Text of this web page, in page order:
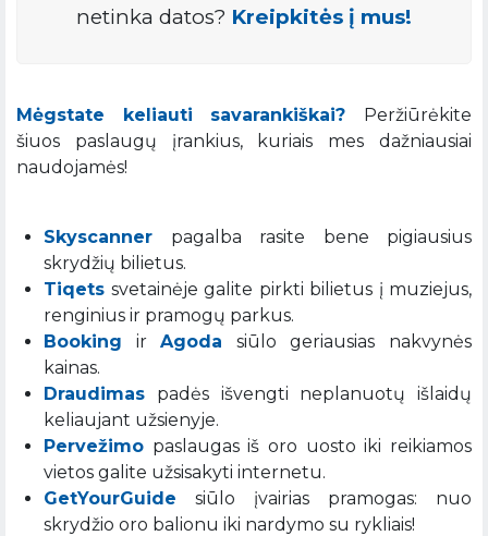
netinka datos? Kreipkitės į mus!
Mėgstate keliauti savarankiškai? Peržiūrėkite
šiuos paslaugų įrankius, kuriais mes dažniausiai
naudojamės!
Skyscanner pagalba rasite bene pigiausius
skrydžių bilietus.
Tiqets svetainėje galite pirkti bilietus į muziejus,
renginius ir pramogų parkus.
Booking irAgoda siūlo geriausias nakvynės
kainas.
Draudimas padės išvengti neplanuotų išlaidų
keliaujant užsienyje.
Pervežimo paslaugas iš oro uosto iki reikiamos
vietos galite užsisakyti internetu.
GetYourGuide siūlo įvairias pramogas: nuo
skrydžio oro balionu iki nardymo su rykliais!